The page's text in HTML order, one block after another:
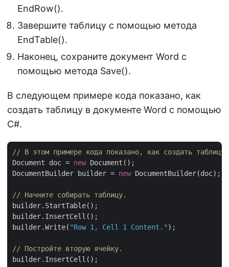
EndRow().
Завершите таблицу с помощью метода
EndTable().
Наконец, сохраните документ Word с
помощью метода Save().
В следующем примере кода показано, как
создать таблицу в документе Word с помощью
C#.
// В этом примере кода показано, как создать таблицу
Document doc = new Document();
DocumentBuilder builder = new DocumentBuilder(doc);
// Начните собирать таблицу.
builder.StartTable();
builder.InsertCell();
builder.Write( "Row 1, Cell 1 Content." );
// Постройте вторую ячейку.
builder.InsertCell();